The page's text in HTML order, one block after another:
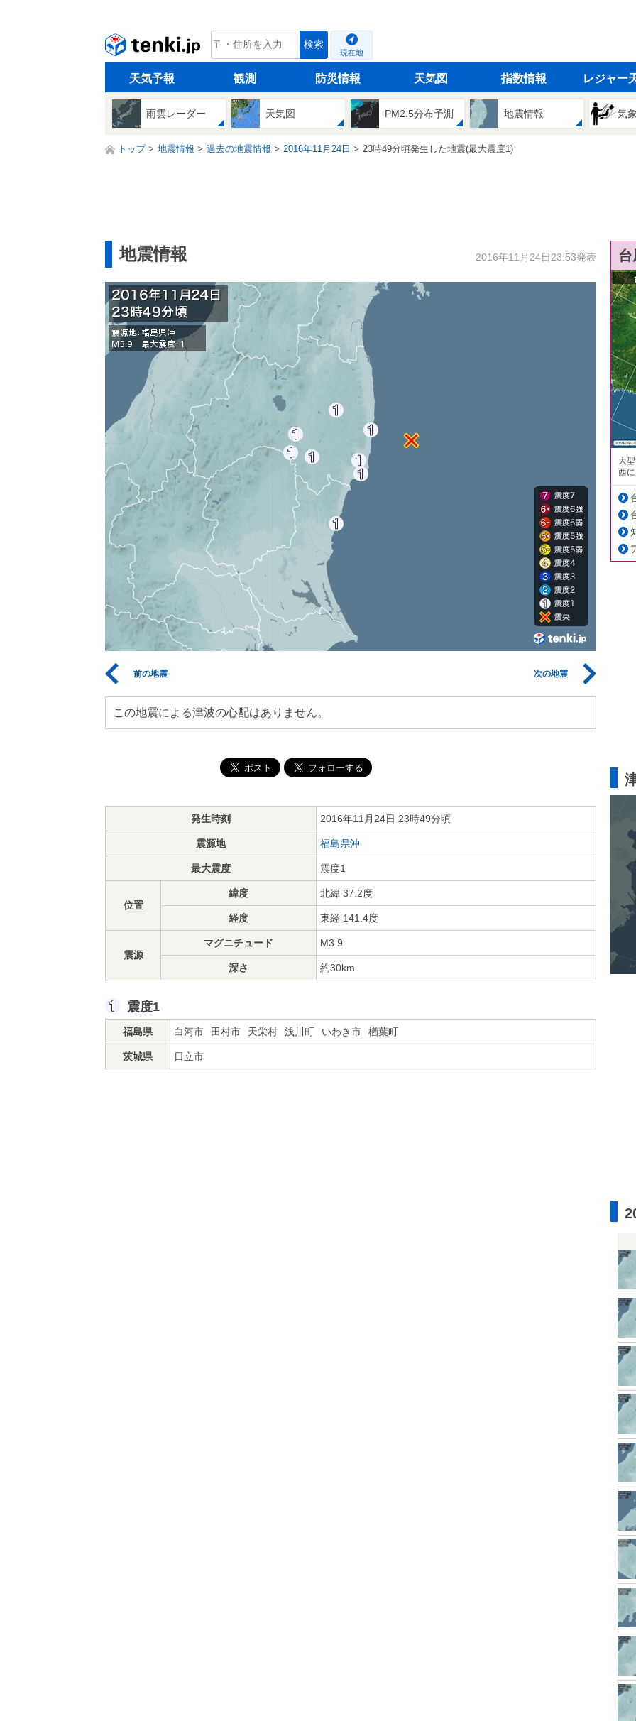
tenki.jp 検索
現在地
天気予報 観測 防災情報 天気図 指数情報 レジャー
雨雲レーダー 天気図 PM2.5分布予測 地震情報 気
トップ 地震情報 過去の地震情報 2016年11月24日 23時49分頃発生した地震(最大震度1)
地震情報 2016年11月24日23:53発表
前の地震 次の地震
この地震による津波の心配はありません。
発生時刻 2016年11月24日 23時49分頃
震源地 福島県沖
最大震度 震度1
位置
緯度 北緯 37.2度
経度 東経 141.4度
震源
マグニチュード M3.9
深さ 約30km
震度1
福島県 白河市 田村市 天栄村 浅川町 いわき市 楢葉町
茨城県 日立市
大
西